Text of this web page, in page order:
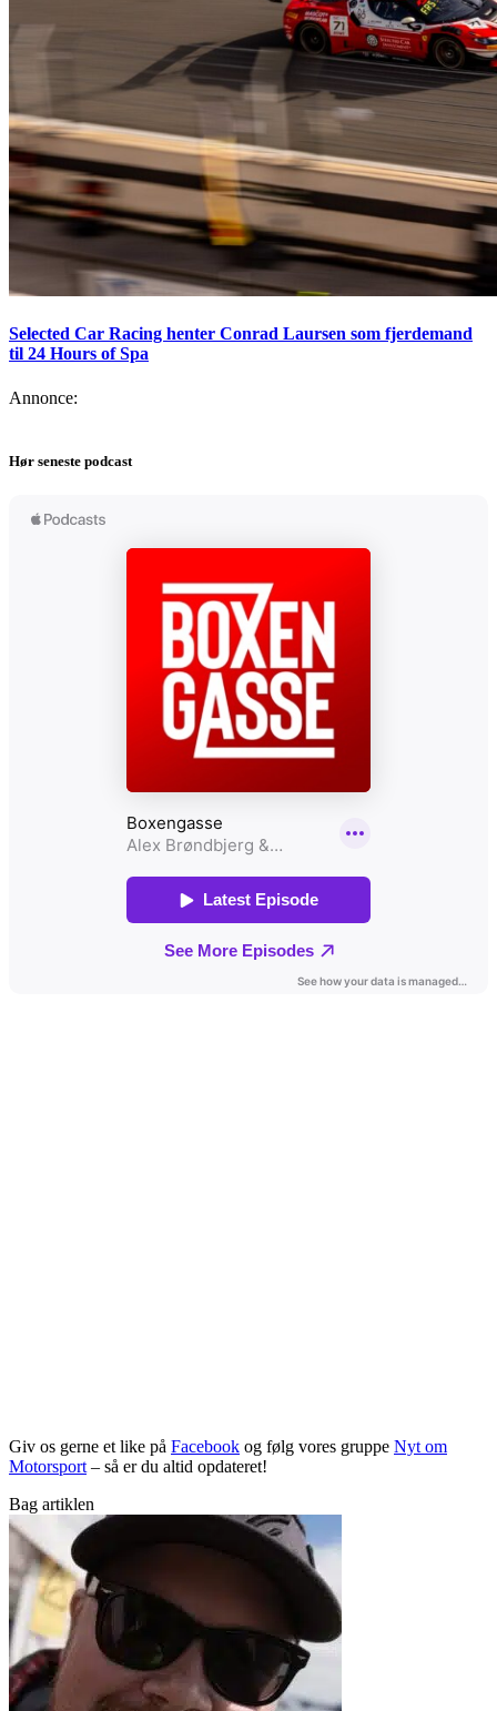
Selected Car Racing henter Conrad Laursen som fjerdemand
til 24 Hours of Spa
Annonce:
Hør seneste podcast
Giv os gerne et like på Facebook og følg vores gruppe Nyt om
Motorsport – så er du altid opdateret!
Bag artiklen